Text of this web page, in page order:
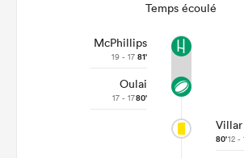
Temps écoulé
McPhillips
19 - 17 81'
Oulai
17 - 1780'
Villar
80'12 -